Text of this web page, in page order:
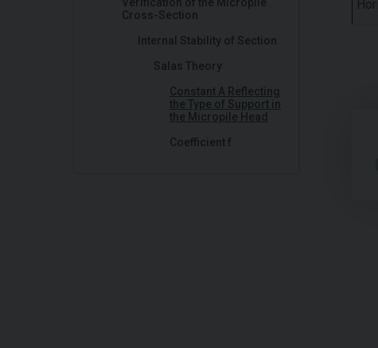
Cross-Section
Internal Stability of Section
Salas Theory
Constant A Reflecting
the Type of Support in
the Micropile Head
Coefficient f